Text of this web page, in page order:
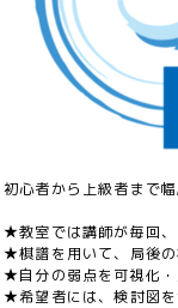
初心者から上級者まで
★教室では講師が毎回、
★棋譜を用いて、局後の
★自分の弱点を可視化・
★希望者には、検討図を